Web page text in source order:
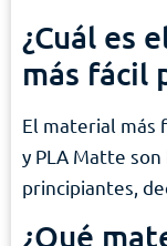
¿Cuál es
más fácil
El material más
y PLA Matte
principiantes,
¿Qué